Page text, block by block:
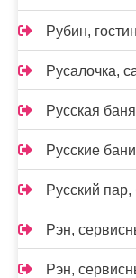
Рубин,
Русалочка,
Русская
Русские
Русский
Рэн,
Рэн,